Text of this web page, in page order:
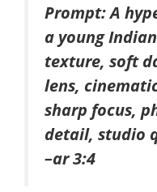
Prompt:A
a young
texture, soft
lens,
sharp focus,
detail, studio
–ar 3:4